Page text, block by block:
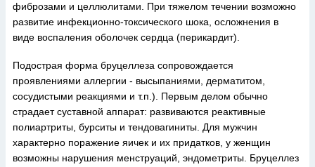
фиброзами и целлюлитами. При тяжелом течении возможно
развитие инфекционно-токсического шока, осложнения в
виде воспаления оболочек сердца (перикардит).
Подострая форма бруцеллеза сопровождается
проявлениями аллергии - высыпаниями, дерматитом,
сосудистыми реакциями и т.п.). Первым делом обычно
страдает суставной аппарат: развиваются реактивные
полиартриты, бурситы и тендовагиниты. Для мужчин
характерно поражение яичек и их придатков, у женщин
возможны нарушения менструаций, эндометриты. Бруцеллез